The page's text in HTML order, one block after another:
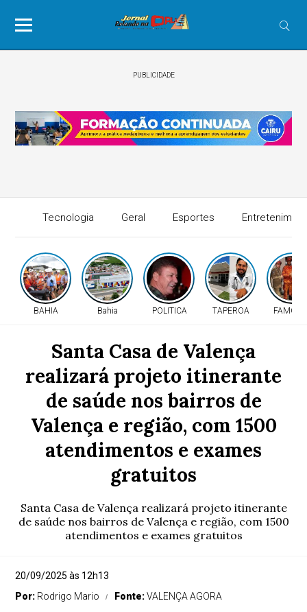
PUBLICIDADE
Tecnologia Geral Esportes
BAHIA Bahia POLITICA TAPEROA
Santa Casa de Valença
realizará projeto itinerante
de saúde nos bairros de
Valença e região, com 1500
atendimentos e exames
gratuitos
Santa Casa de Valença realizará projeto itinerante
de saúde nos bairros de Valença e região, com 1500
atendimentos e exames gratuitos
20/09/2025 às 12h13
Por: Rodrigo Mario Fonte:VALENÇA AGORA